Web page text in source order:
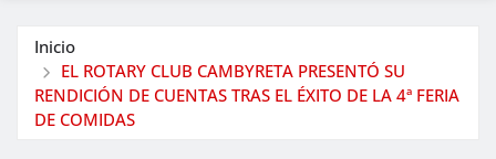
Inicio
EL ROTARY CLUB CAMBYRETA PRESENTÓ SU
RENDICIÓN DE CUENTAS TRAS EL ÉXITO DE LA 4ª FERIA
DE COMIDAS